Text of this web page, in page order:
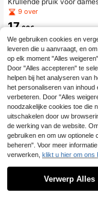
nse krullenpruik met pony,
sche vezels, lang, pluizig
aar, geen lijm nodig
9 over
17.60€
We gebruiken cookies en
leveren die u aanvraagt, en
op elk moment "Alles
Door "Alles accepteren" te
helpen bij het analyseren van
het personaliseren van inhoud
verbeteren. Door "Alles
noodzakelijke cookies toe die
uitschakelen door uw
de werking van de website.
gebruiken en om uw optionele
beheren". Voor meer
verwerken, klikt u hier om ons
Verwerp Alles